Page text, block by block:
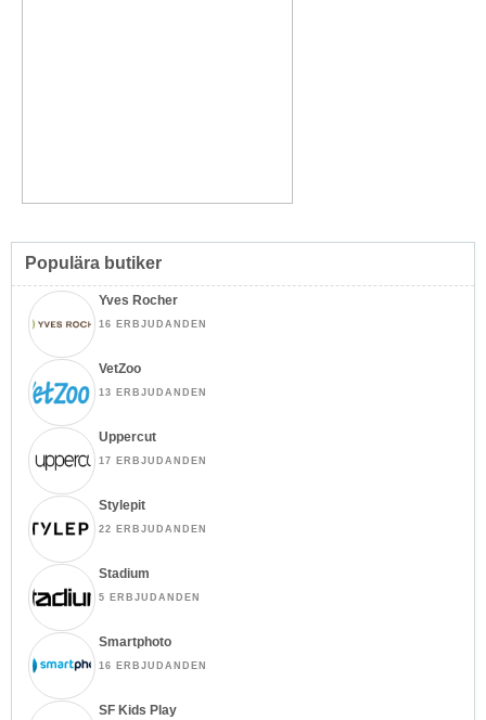
Populära butiker
Yves Rocher
16 ERBJUDANDEN
VetZoo
13 ERBJUDANDEN
Uppercut
17 ERBJUDANDEN
Stylepit
22 ERBJUDANDEN
Stadium
5 ERBJUDANDEN
Smartphoto
16 ERBJUDANDEN
SF Kids Play